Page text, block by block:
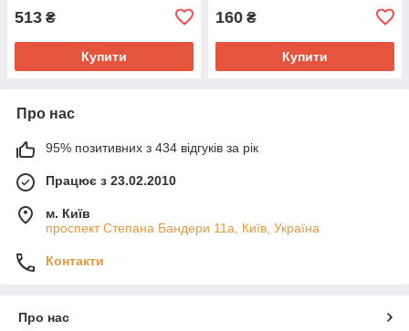
513 ₴
Купити
160 ₴
Купити
Про нас
95% позитивних з 434 відгуків за рік
Працює з 23.02.2010
м. Київ
проспект Степана Бандери 11а, Київ, Україна
Контакти
Про нас